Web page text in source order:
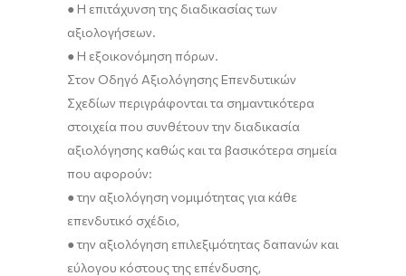
● Η επιτάχυνση της διαδικασίας των
αξιολογήσεων.
● Η εξοικονόμηση πόρων.
Στον Οδηγό Αξιολόγησης Επενδυτικών
Σχεδίων περιγράφονται τα σημαντικότερα
στοιχεία που συνθέτουν την διαδικασία
αξιολόγησης καθώς και τα βασικότερα σημεία
που αφορούν:
● την αξιολόγηση νομιμότητας για κάθε
επενδυτικό σχέδιο,
● την αξιολόγηση επιλεξιμότητας δαπανών και
εύλογου κόστους της επένδυσης,